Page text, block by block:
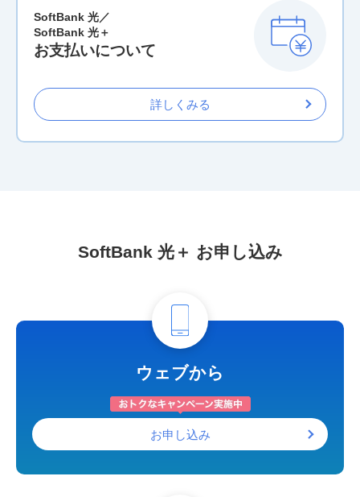
SoftBank 光／
SoftBank 光＋
お支払いについて
詳しくみる
SoftBank 光＋ お申し込み
ウェブから
お申し込み